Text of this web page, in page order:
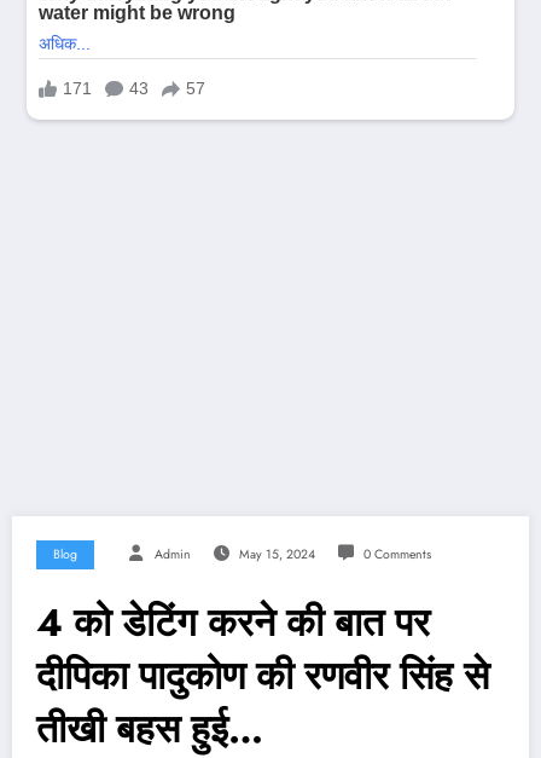
Blog Admin May 15, 2024 0 Comments
4 को डेटिंग करने की बात पर
दीपिका पादुकोण की रणवीर सिंह से
तीखी बहस हुई…